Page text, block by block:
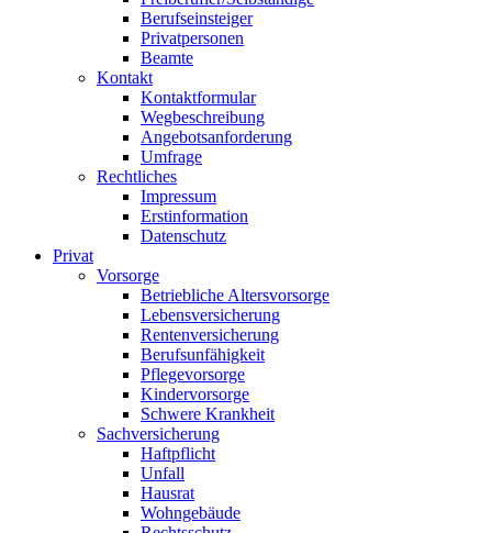
Berufseinsteiger
Privatpersonen
Beamte
Kontakt
Kontaktformular
Wegbeschreibung
Angebotsanforderung
Umfrage
Rechtliches
Impressum
Erstinformation
Datenschutz
Privat
Vorsorge
Betriebliche Altersvorsorge
Lebensversicherung
Rentenversicherung
Berufsunfähigkeit
Pflegevorsorge
Kindervorsorge
Schwere Krankheit
Sachversicherung
Haftpflicht
Unfall
Hausrat
Wohngebäude